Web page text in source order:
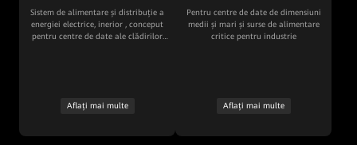
Sistem de alimentare și distribuție a
energiei electrice, inerior , conceput
pentru centre de date ale clădirilor
Aflați mai multe
Pentru centre de date de dimensiuni
medii și mari și surse de alimentare
critice pentru industrie
Aflați mai multe